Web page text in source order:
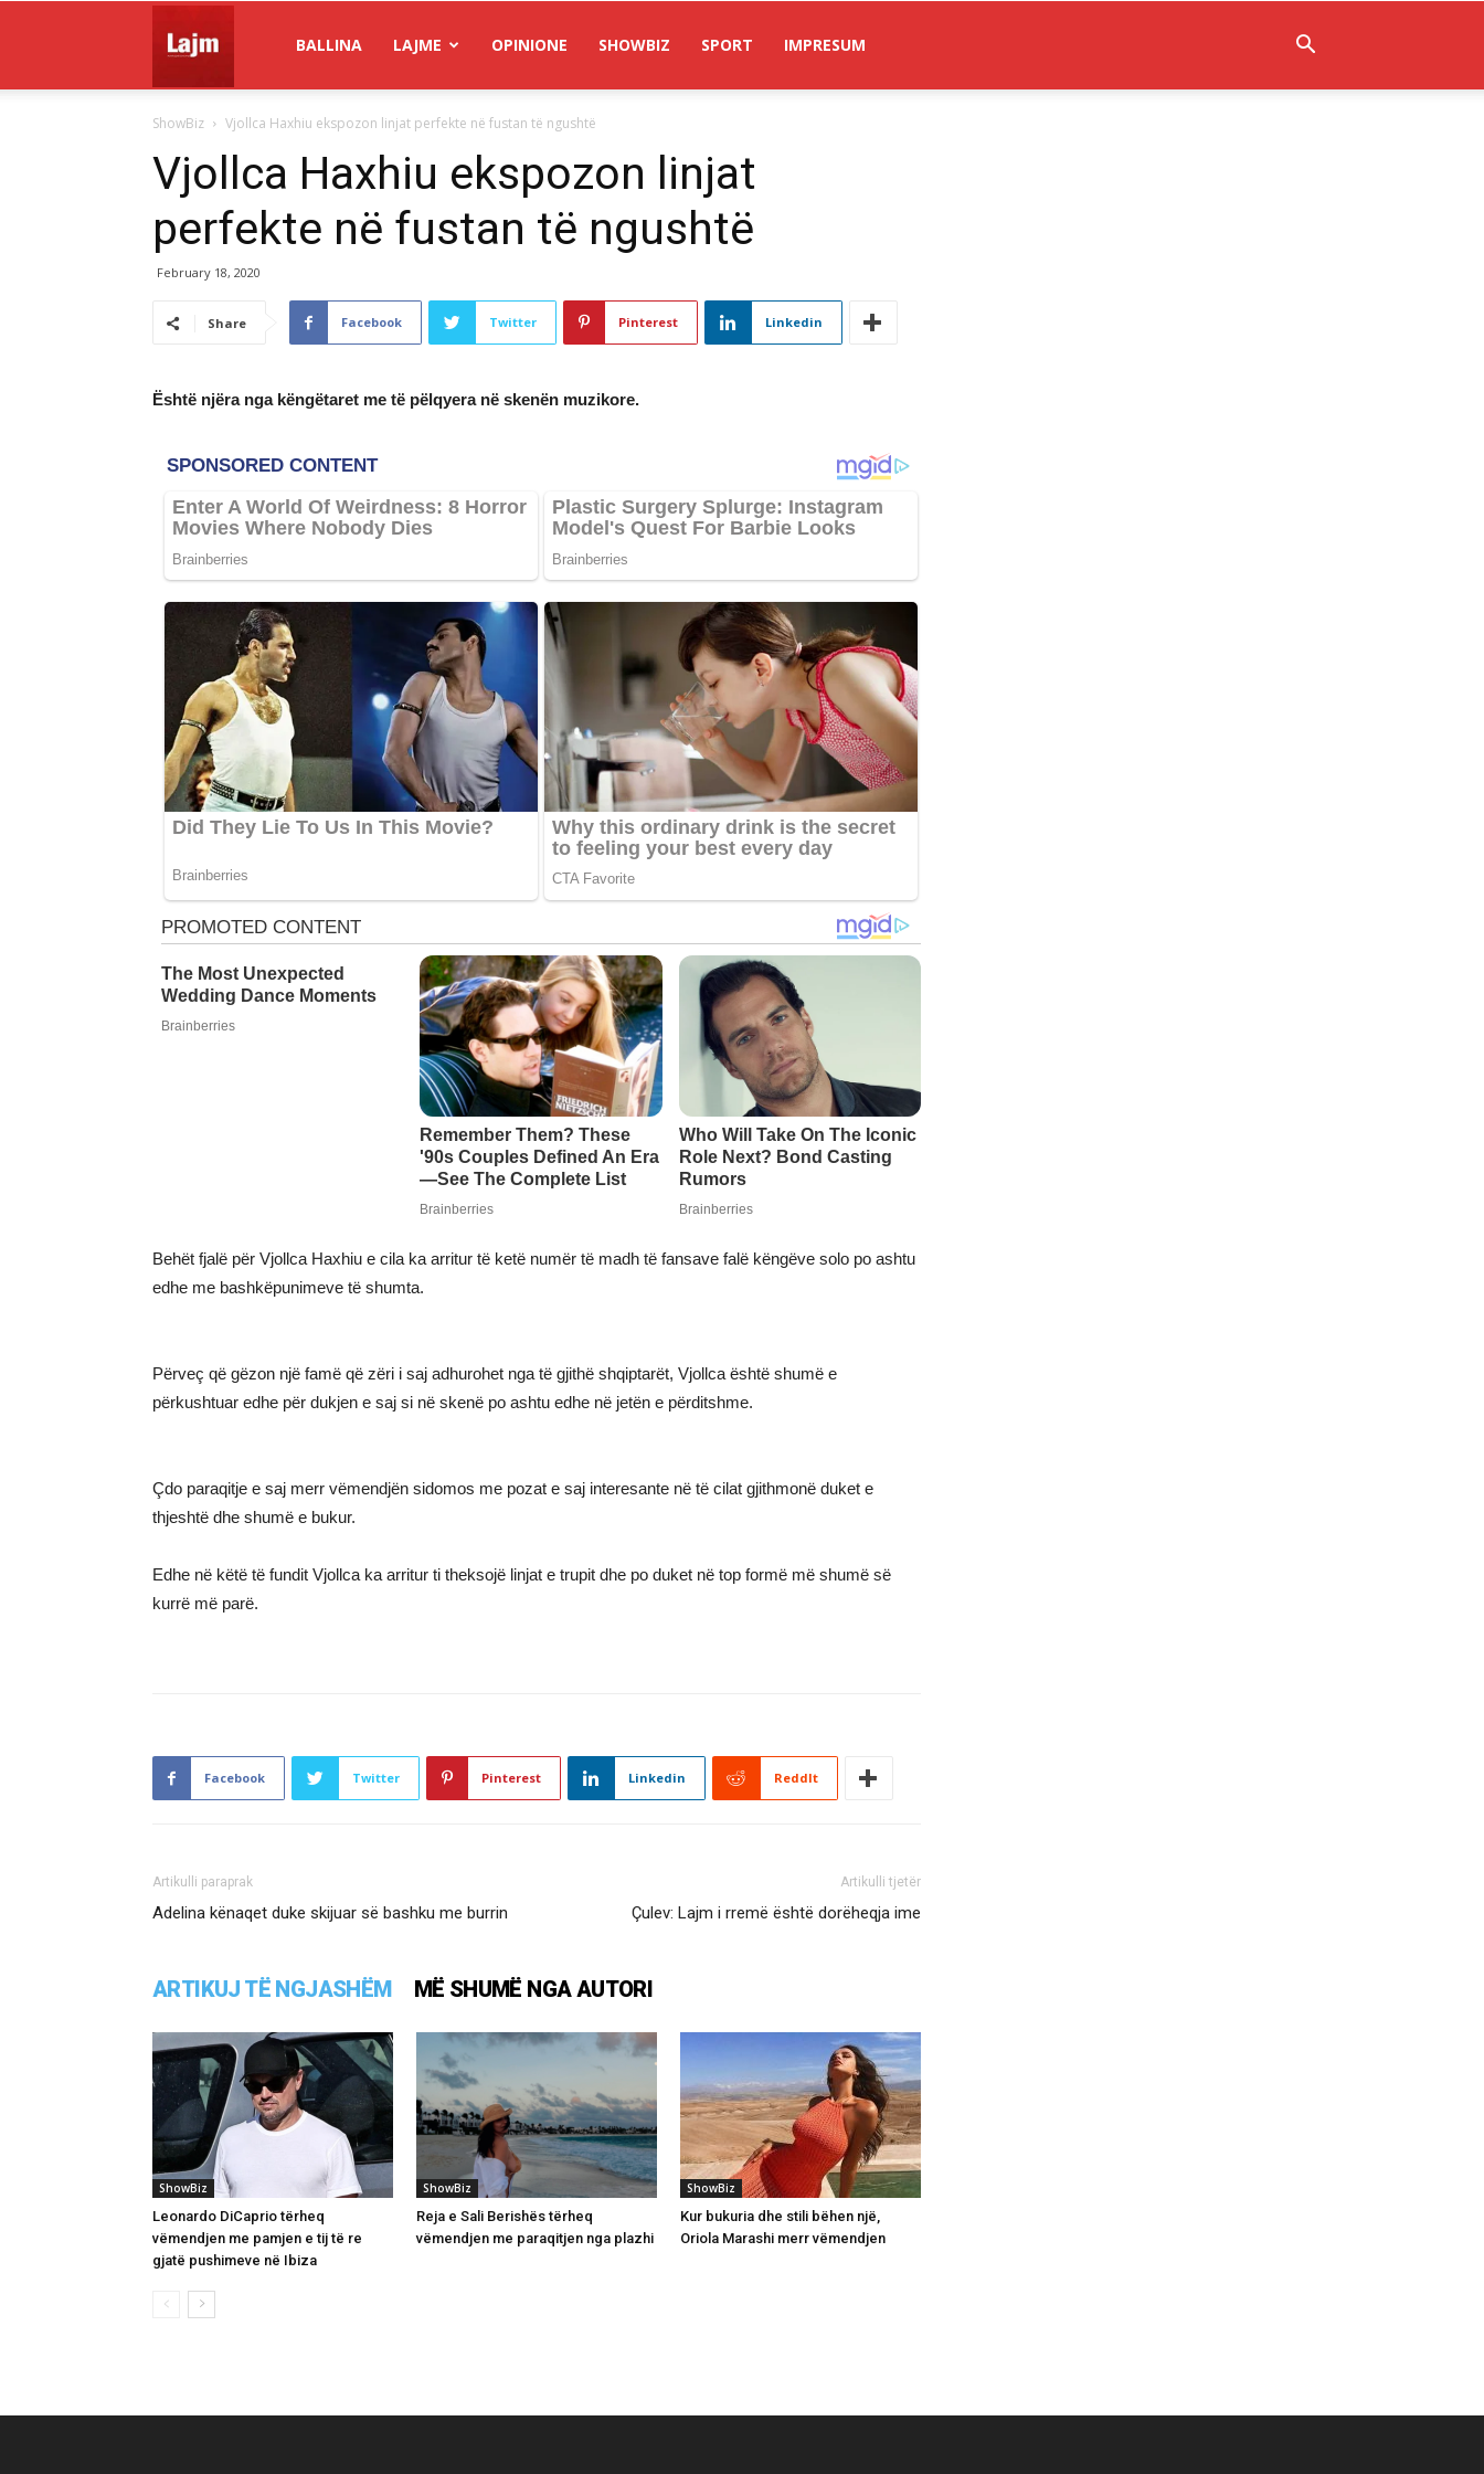
Lajm
BALLINA LAJME OPINIONE SHOWBIZ SPORT IMPRESUM
ShowBiz Vjollca Haxhiu ekspozon linjat perfekte në fustan të ngushtë
Vjollca Haxhiu ekspozon linjat
perfekte në fustan të ngushtë
February 18, 2020
Share Facebook Twitter Pinterest Linkedin
Është njëra nga këngëtaret me të pëlqyera në skenën muzikore.
Behët fjalë për Vjollca Haxhiu e cila ka arritur të ketë numër të madh të fansave falë këngëve solo po ashtu
edhe me bashkëpunimeve të shumta.
Përveç që gëzon një famë që zëri i saj adhurohet nga të gjithë shqiptarët, Vjollca është shumë e
përkushtuar edhe për dukjen e saj si në skenë po ashtu edhe në jetën e përditshme.
Çdo paraqitje e saj merr vëmendjën sidomos me pozat e saj interesante në të cilat gjithmonë duket e
thjeshtë dhe shumë e bukur.
Edhe në këtë të fundit Vjollca ka arritur ti theksojë linjat e trupit dhe po duket në top formë më shumë së
kurrë më parë.
Facebook Twitter Pinterest Linkedin ReddIt
Artikulli paraprak
Adelina kënaqet duke skijuar së bashku me burrin
Artikulli tjetër
Çulev: Lajm i rremë është dorëheqja ime
ARTIKUJ TË NGJASHËM MË SHUMË NGA AUTORI
ShowBiz
Leonardo DiCaprio tërheq
vëmendjen me pamjen e tij të re
gjatë pushimeve në Ibiza
ShowBiz
Reja e Sali Berishës tërheq
vëmendjen me paraqitjen nga plazhi
ShowBiz
Kur bukuria dhe stili bëhen një,
Oriola Marashi merr vëmendjen